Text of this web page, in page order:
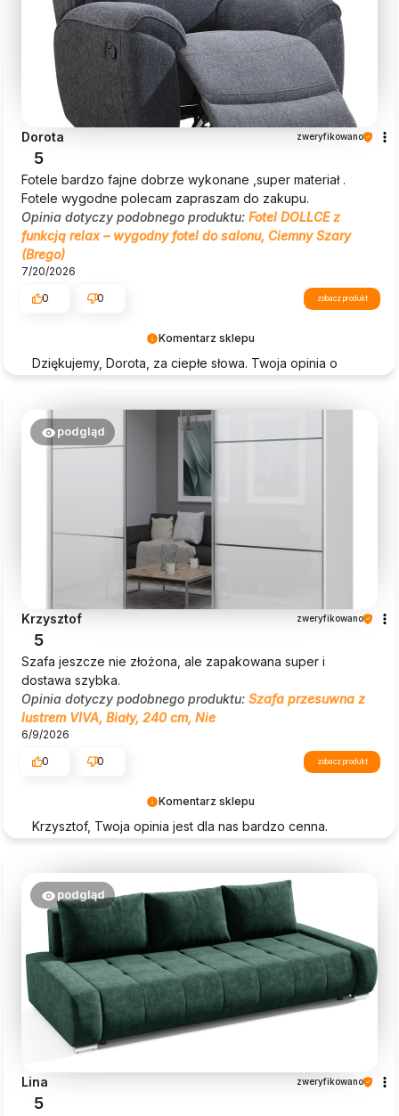
Komentarz sklepu
Dziękujemy, Dorota, za ciepłe słowa. Twoja opinia o
Dorota zweryfikowano
5
Fotele bardzo fajne dobrze wykonane ,super materiał .
Fotele wygodne polecam zapraszam do zakupu.
Opinia dotyczy podobnego produktu: Fotel DOLLCE z
funkcją relax – wygodny fotel do salonu, Ciemny Szary
(Brego)
7/20/2026
0
0 zobacz produkt
Komentarz sklepu
Krzysztof, Twoja opinia jest dla nas bardzo cenna.
podgląd
Krzysztof zweryfikowano
5
Szafa jeszcze nie złożona, ale zapakowana super i
dostawa szybka.
Opinia dotyczy podobnego produktu: Szafa przesuwna z
lustrem VIVA, Biały, 240 cm, Nie
6/9/2026
0
0 zobacz produkt
podgląd
Lina zweryfikowano
5